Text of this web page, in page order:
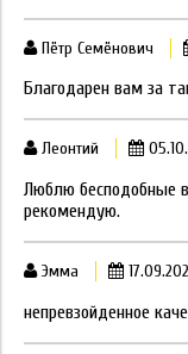
Пётр Семёнович
Благодарен вам за
Леонтий
Люблю бесподобные
рекомендую.
Эмма
непревзойденное